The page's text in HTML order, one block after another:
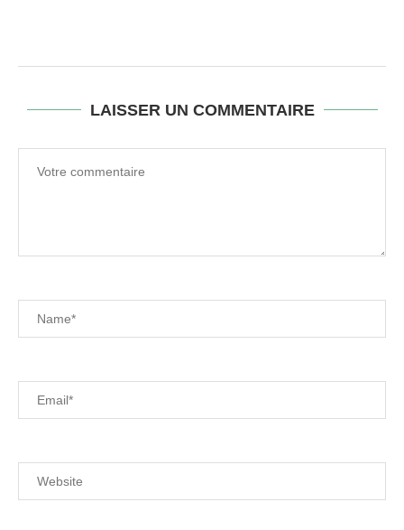
LAISSER UN COMMENTAIRE